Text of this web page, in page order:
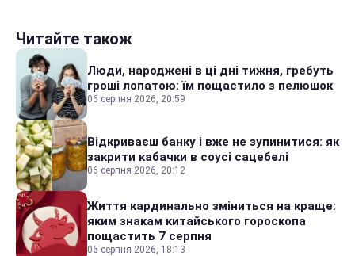
Читайте також
Люди, народжені в ці дні тижня, гребуть
гроші лопатою: їм пощастило з пелюшок
06 серпня 2026, 20:59
Відкриваєш банку і вже не зупинитися: як
закрити кабачки в соусі сацебелі
06 серпня 2026, 20:12
Життя кардинально зміниться на краще:
яким знакам китайського гороскопа
пощастить 7 серпня
06 серпня 2026, 18:13